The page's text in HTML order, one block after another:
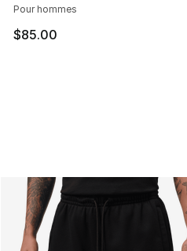
Pour hommes
$85.00